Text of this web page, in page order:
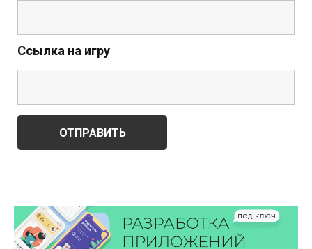
Ссылка на игру